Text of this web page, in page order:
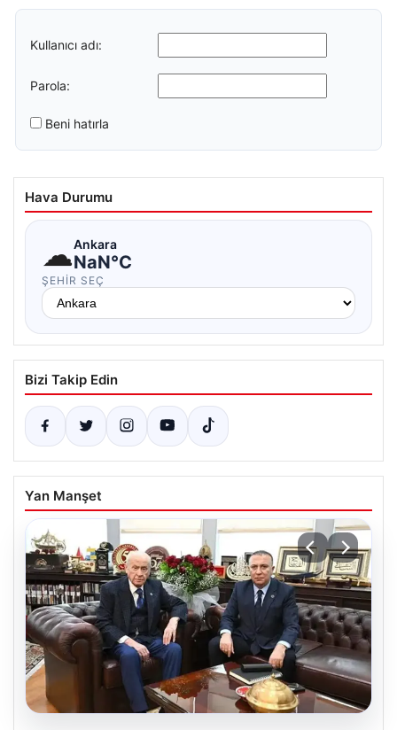
Kullanıcı adı:
Parola:
Beni hatırla
Hava Durumu
☁Ankara
NaN°C
ŞEHIR SEÇ
Bizi Takip Edin
Yan Manşet